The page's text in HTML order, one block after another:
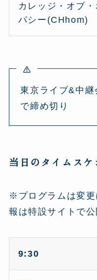
カレッジ・オブ
パシー(CHhom)
東京ライブ&中
で締め切り
当日のタイムス
※プログラムは変
報は特設サイトで公
9:30